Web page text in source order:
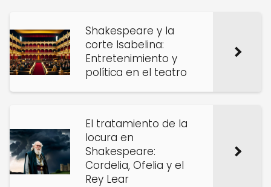
Shakespeare y la
corte Isabelina:
Entretenimiento y
política en el teatro
El tratamiento de la
locura en
Shakespeare:
Cordelia, Ofelia y el
Rey Lear